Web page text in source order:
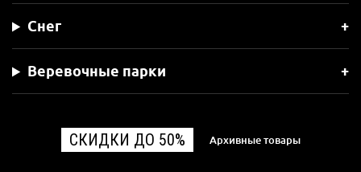
Снег
Веревочные парки
СКИДКИ ДО 50% Архивные товары